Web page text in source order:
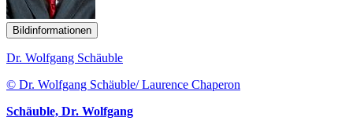
Bildinformationen
Dr. Wolfgang Schäuble
© Dr. Wolfgang Schäuble/ Laurence Chaperon
Schäuble, Dr. Wolfgang